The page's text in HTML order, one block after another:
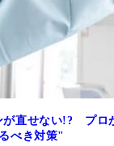
が直せない!? プロ
べき対策"